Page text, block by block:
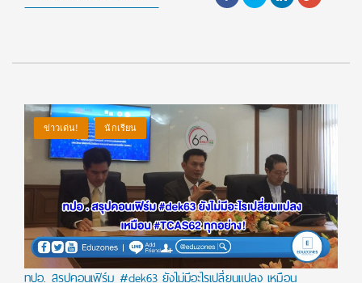
ข่าวเด่น! นักเรียน
ทปอ. สรุปคอนเฟิร์ม #dek63 ยังไม่มีอะไรเปลี่ยนแปลง เหมือน